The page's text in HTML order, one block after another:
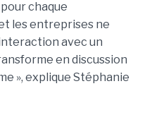
chaque
les entreprises ne
avec un
en discussion
», explique Stéphanie